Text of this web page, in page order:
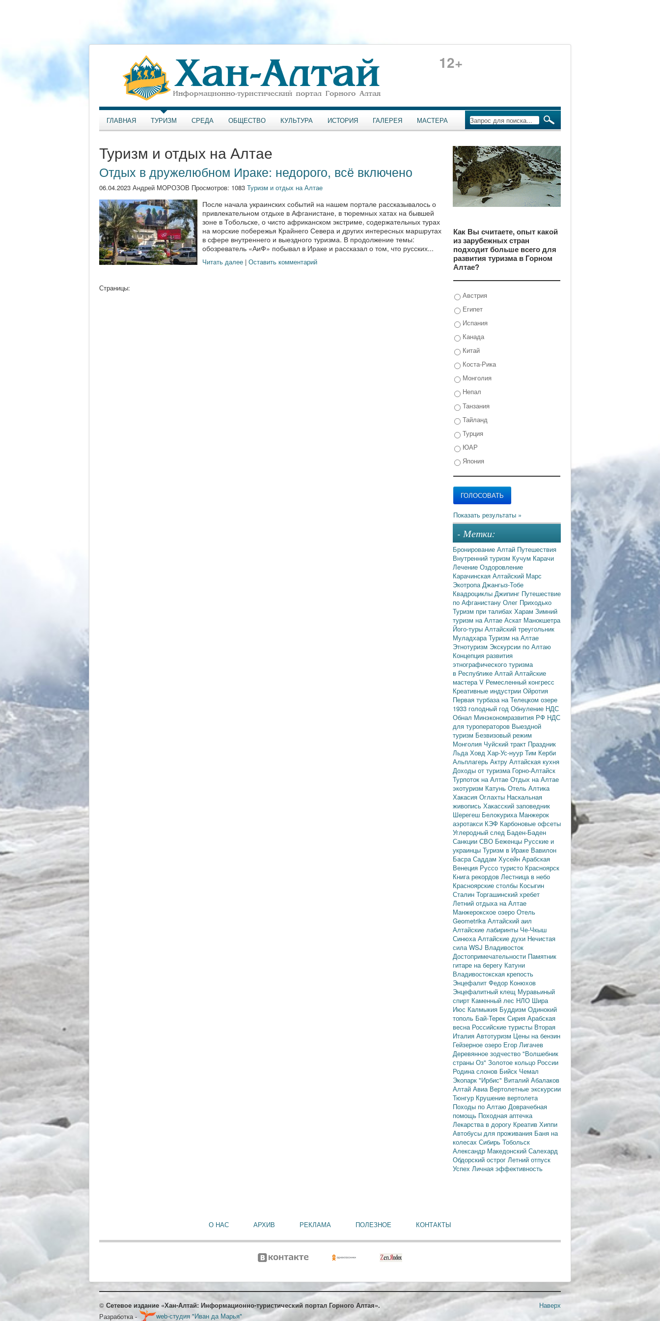
12+
ГЛАВНАЯ ТУРИЗМ СРЕДА ОБЩЕСТВО КУЛЬТУРА ИСТОРИЯ ГАЛЕРЕЯ МАСТЕРА
Туризм и отдых на Алтае
Отдых в дружелюбном Ираке: недорого, всё включено
06.04.2023 Андрей МОРОЗОВ Просмотров: 1083 Туризм и отдых на Алтае
После начала украинских событий на нашем портале рассказывалось о
привлекательном отдыхе в Афганистане, в тюремных хатах на бывшей
зоне в Тобольске, о чисто африканском экстриме, содержательных турах
на морские побережья Крайнего Севера и других интересных маршрутах
в сфере внутреннего и выездного туризма. В продолжение темы:
обозреватель «АиФ» побывал в Ираке и рассказал о том, что русских...
Читать далее | Оставить комментарий
Страницы:
Как Вы считаете, опыт какой
из зарубежных стран
подходит больше всего для
развития туризма в Горном
Алтае?
Австрия
Египет
Испания
Канада
Китай
Коста-Рика
Монголия
Непал
Танзания
Тайланд
Турция
ЮАР
Япония
- Метки:
Бронирование Алтай Путешествия
Внутренний туризм Кучум Карачи
Лечение Оздоровление
Карачинская Алтайский Марс
ЭкотропаДжангыз-Тобе
Квадроциклы Джипинг Путешествие
по Афганистану Олег Приходько
Туризм при талибах Харам Зимний
туризм на Алтае Аскат Манокшетра
Його-туры Алтайский треугольник
МуладхараТуризм на Алтае
Этнотуризм Экскурсии по Алтаю
Концепция развития
этнографического туризма
в Республике Алтай Алтайские
мастераV Ремесленный конгресс
Креативные индустрии Ойротия
Первая турбаза на Телецком озере
1933 голодный год Обнуление НДС
Обнал Минэкономразвития РФ НДС
для туроператоров Выездной
туризм Безвизовый режим
Монголия Чуйский тракт Праздник
ЛьдаХовд Хар-Ус-нуур Тим Керби
Альплагерь Актру Алтайская кухня
Доходы от туризма Горно-Алтайск
Турпоток на Алтае Отдых на Алтае
экотуризм Катунь Отель Алтика
Хакасия Оглахты Наскальная
живопись Хакасский заповедник
Шерегеш Белокуриха Манжерок
аэротакси КЭФ Карбоновые офсеты
Углеродный след Баден-Баден
Санкции СВО Беженцы Русские и
украинцы Туризм в Ираке Вавилон
БасраСаддам Хусейн Арабская
Венеция Руссо туристо Красноярск
Книга рекордов Лестница в небо
Красноярские столбы Косыгин
Сталин Торгашинский хребет
Летний отдыха на Алтае
Манжерокское озеро Отель
Geometrika Алтайский аил
Алтайские лабиринты Че-Чкыш
СинюхаАлтайские духи Нечистая
силаWSJ Владивосток
Достопримечательности Памятник
гитаре на берегу Катуни
Владивостокская крепость
Энцефалит Федор Конюхов
Энцефалитный клещ Муравьиный
спирт Каменный лес НЛО Шира
Июс Калмыкия Буддизм Одинокий
тополь Бай-Терек Сирия Арабская
весна Российские туристы Вторая
Италия Автотуризм Цены на бензин
Гейзерное озеро Егор Лигачев
Деревянное зодчество "Волшебник
страны Оз" Золотое кольцо России
Родина слонов Бийск Чемал
Экопарк "Ирбис" Виталий Абалаков
Алтай Авиа Вертолетные экскурсии
Тюнгур Крушение вертолета
Походы по Алтаю Доврачебная
помощь Походная аптечка
Лекарства в дорогу Креатив Хиппи
Автобусы для проживания Баня на
колесах Сибирь Тобольск
Александр Македонский Салехард
Обдорский острог Летний отпуск
Успех Личная эффективность
О НАС АРХИВ РЕКЛАМА ПОЛЕЗНОЕ КОНТАКТЫ
Наверх
© Сетевое издание «Хан-Алтай: Информационно-туристический портал Горного Алтая».
Разработка -
web-студия "Иван да Марья"